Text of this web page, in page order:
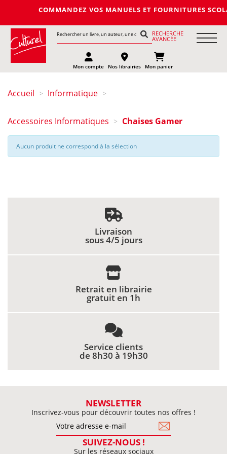
COMMANDEZ VOS MANUELS ET
RECHERCHE
AVANCÉE
Mon compte Nos librairies Mon panier
Accueil > Informatique >
Accessoires Informatiques > Chaises Gamer
Aucun produit ne correspond à la sélection
Livraison
sous 4/5 jours
Retrait en librairie
gratuit en 1h
Service clients
de 8h30 à 19h30
NEWSLETTER
Inscrivez-vous pour découvrir toutes nos offres !
SUIVEZ-NOUS !
Sur les réseaux sociaux